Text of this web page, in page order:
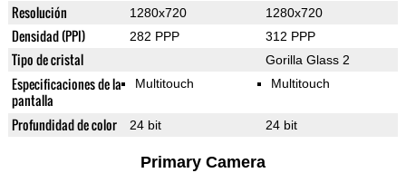
Resolución 1280x720 1280x720
Densidad (PPI) 282 PPP 312 PPP
Tipo de cristal Gorilla Glass 2
Especificaciones de la
pantalla
Multitouch Multitouch
Profundidad de color 24 bit 24 bit
Primary Camera